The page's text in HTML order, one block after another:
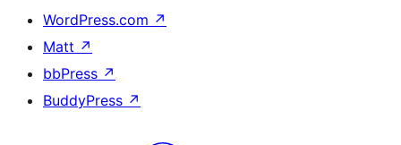
WordPress.com ↗
Matt ↗
bbPress ↗
BuddyPress ↗